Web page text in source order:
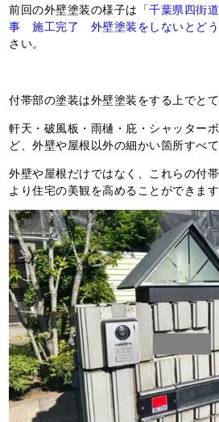
前回の外壁塗装の様子は 「千葉県四
事 施工完了 外壁塗装をしないとどう
さい。
付帯部の塗装は外壁塗装をする上でとて
軒天・破風板・雨樋・庇・シャッター
ど、外壁や屋根以外の細かい箇所すべ
外壁や屋根だけではなく、これらの付
より住宅の美観を高めることができます